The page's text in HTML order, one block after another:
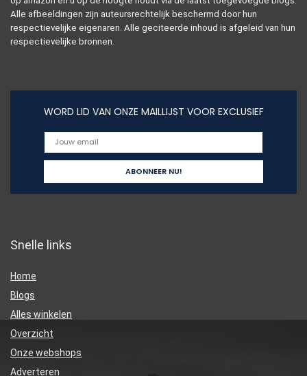
Alle afbeeldingen zijn auteursrechtelijk beschermd door hun
respectievelijke eigenaren. Alle geciteerde inhoud is afgeleid van hun
respectievelijke bronnen.
WORD LID VAN ONZE MAILLIJST VOOR EXCLUSIEF
Snelle links
Home
Blogs
Alles winkelen
Overzicht
Onze webshops
Adverteren